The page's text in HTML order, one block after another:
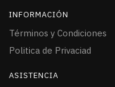
INFORMACIÓN
Términos y Condiciones
Politica de Privaciad
ASISTENCIA